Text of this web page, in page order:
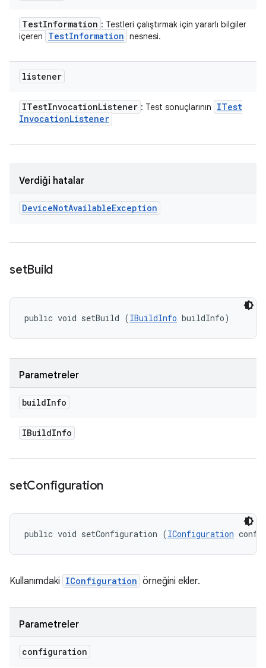
TestInformation : Testleri çalıştırmak için yararlı bilgiler
içeren
TestInformation nesnesi.
listener
ITestInvocationListener : Test sonuçlarının
ITest
InvocationListener
Verdiği hatalar
DeviceNotAvailableException
setBuild
public void setBuild (IBuildInfo buildInfo)
Parametreler
buildInfo
IBuildInfo
setConfiguration
public void setConfiguration (IConfiguration
Kullanımdaki IConfiguration örneğini ekler.
Parametreler
configuration